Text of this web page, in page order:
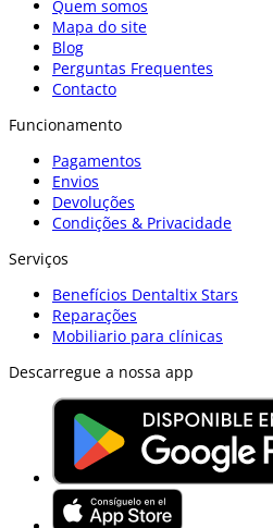
Quem somos
Mapa do site
Blog
Perguntas Frequentes
Contacto
Funcionamento
Pagamentos
Envios
Devoluções
Condições & Privacidade
Serviços
Benefícios Dentaltix Stars
Reparações
Mobiliario para clínicas
Descarregue a nossa app